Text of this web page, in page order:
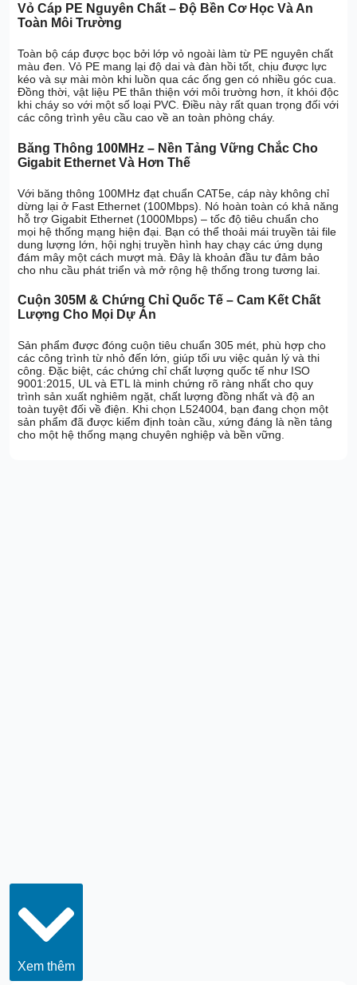
Vỏ Cáp PE Nguyên Chất – Độ Bền Cơ Học Và An
Toàn Môi Trường
Toàn bộ cáp được bọc bởi lớp vỏ ngoài làm từ PE nguyên chất
màu đen. Vỏ PE mang lại độ dai và đàn hồi tốt, chịu được lực
kéo và sự mài mòn khi luồn qua các ống gen có nhiều góc cua.
Đồng thời, vật liệu PE thân thiện với môi trường hơn, ít khói độc
khi cháy so với một số loại PVC. Điều này rất quan trọng đối với
các công trình yêu cầu cao về an toàn phòng cháy.
Băng Thông 100MHz – Nền Tảng Vững Chắc Cho
Gigabit Ethernet Và Hơn Thế
Với băng thông 100MHz đạt chuẩn CAT5e, cáp này không chỉ
dừng lại ở Fast Ethernet (100Mbps). Nó hoàn toàn có khả năng
hỗ trợ Gigabit Ethernet (1000Mbps) – tốc độ tiêu chuẩn cho
mọi hệ thống mạng hiện đại. Bạn có thể thoải mái truyền tải file
dung lượng lớn, hội nghị truyền hình hay chạy các ứng dụng
đám mây một cách mượt mà. Đây là khoản đầu tư đảm bảo
cho nhu cầu phát triển và mở rộng hệ thống trong tương lai.
Cuộn 305M & Chứng Chỉ Quốc Tế – Cam Kết Chất
Lượng Cho Mọi Dự Án
Sản phẩm được đóng cuộn tiêu chuẩn 305 mét, phù hợp cho
các công trình từ nhỏ đến lớn, giúp tối ưu việc quản lý và thi
công. Đặc biệt, các chứng chỉ chất lượng quốc tế như ISO
9001:2015, UL và ETL là minh chứng rõ ràng nhất cho quy
trình sản xuất nghiêm ngặt, chất lượng đồng nhất và độ an
toàn tuyệt đối về điện. Khi chọn L524004, bạn đang chọn một
sản phẩm đã được kiểm định toàn cầu, xứng đáng là nền tảng
cho một hệ thống mạng chuyên nghiệp và bền vững.
Xem thêm